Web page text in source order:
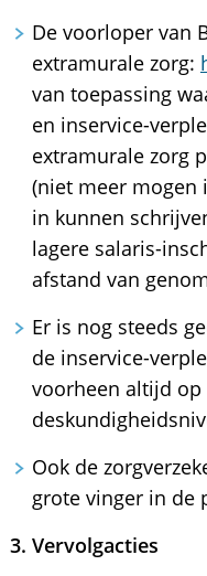
De voorloper van
extramurale zorg:
van toepassing
en inservice-
extramurale zorg
(niet meer mogen
in kunnen
lagere salaris-
afstand van
Er is nog steeds
de inservice-
voorheen altijd op
Ook de
grote vinger in de
3. Vervolgacties